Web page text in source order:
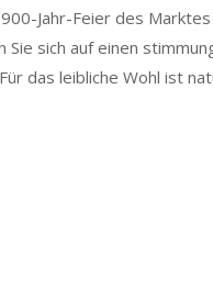
Jahr-Feier des
sich auf einen
das leibliche Wohl ist